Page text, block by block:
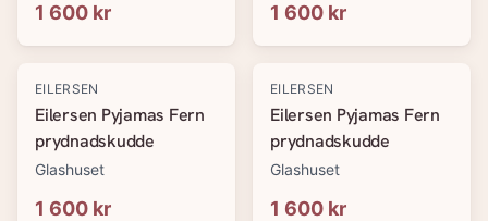
1 600 kr 1 600 kr
EILERSEN
Eilersen Pyjamas Fern
prydnadskudde
Glashuset
1 600 kr
EILERSEN
Eilersen Pyjamas Fern
prydnadskudde
Glashuset
1 600 kr